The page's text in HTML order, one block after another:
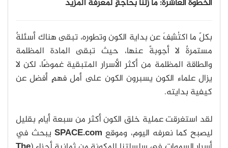
الخطوة العاشرة: ما زلنا بحاجةٍ لمعرفة المزيد
بكلّ ما اكتُشِفَ عن بداية الكون وتطوره، تبقى هناك أسئلةٌ
مستمرةٌ لا أجوبةً عنها، حيث تبقى المادة المظلمة
والطاقة المظلمة من أكثر الأسرار المتبقية غموضًا، لكن لا
يزال علماء الكون يسبرون الكون على أمل فهمٍ أفضل عن
كيفية بدايته.
لقد استغرقت عملية خلق الكون أكثر من سبعة أيام بقليل
ليصبح كما نعرفه اليوم، وموقع SPACE.comيبحث في